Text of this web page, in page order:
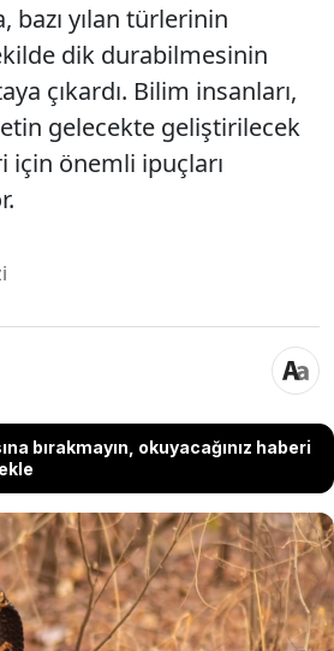
bazı yılan türlerinin
dik durabilmesinin
çıkardı. Bilim insanları,
gelecekte geliştirilecek
önemli ipuçları
bırakmayın, okuyacağınız haberi
öncülüğünde yürütülen
bazı yılan türlerinin
şekilde dik durabilmesinin